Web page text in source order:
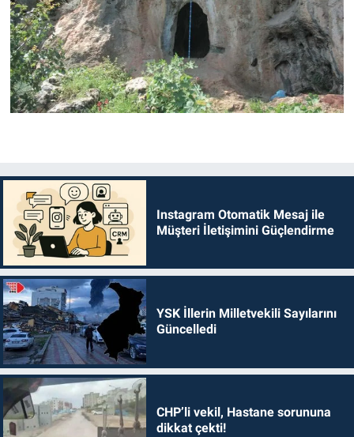
Instagram Otomatik Mesaj ile
Müşteri İletişimini Güçlendirme
YSK İllerin Milletvekili Sayılarını
Güncelledi
CHP’li vekil, Hastane sorununa
dikkat çekti!